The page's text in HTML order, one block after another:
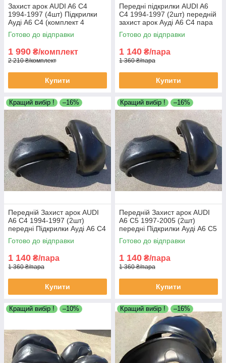
Захист арок AUDI A6 C4
1994-1997 (4шт) Підкрилки
Ауді А6 С4 (комплект 4
локера)
Готово до відправки
1 990 ₴/комплект
2 210 ₴/комплект
Купити
Передні підкрилки AUDI A6
C4 1994-1997 (2шт) передній
захист арок Ауді А6 С4 пара
передніх локерів
Готово до відправки
1 140 ₴/пара
1 360 ₴/пара
Купити
Кращий вибір ! –16%
Передній Захист арок AUDI
A6 C4 1994-1997 (2шт)
передні Підкрилки Ауді А6 С4
пара передніх локерів
Готово до відправки
1 140 ₴/пара
1 360 ₴/пара
Купити
Кращий вибір ! –16%
Передній Захист арок AUDI
A6 C5 1997-2005 (2шт)
передні Підкрилки Ауді А6 С5
пара передніх локерів
Готово до відправки
1 140 ₴/пара
1 360 ₴/пара
Купити
Кращий вибір ! –10% Кращий вибір ! –16%